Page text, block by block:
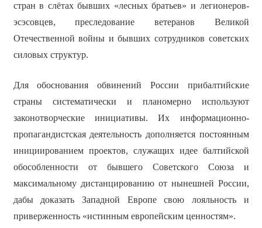
стран в слётах бывших «лесных братьев» и легионеров-
эсэсовцев, преследование ветеранов Великой
Отечественной войны и бывших сотрудников советских
силовых структур.
Для обоснования обвинений России прибалтийские
страны систематически и планомерно используют
законотворческие инициативы. Их информационно-
пропагандистская деятельность дополняется постоянным
инициированием проектов, служащих идее балтийской
обособленности от бывшего Советского Союза и
максимальному дистанцированию от нынешней России,
дабы доказать Западной Европе свою лояльность и
приверженность «истинным европейским ценностям».